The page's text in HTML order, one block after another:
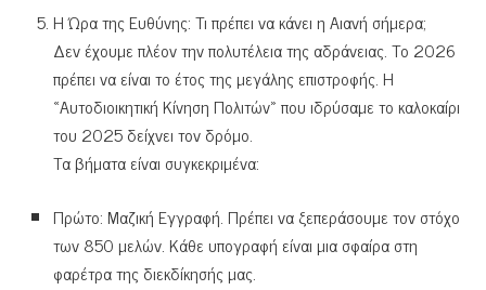
Η Ώρα της Ευθύνης: Τι πρέπει να κάνει η Αιανή σήμερα;
Δεν έχουμε πλέον την πολυτέλεια της αδράνειας. Το 2026
πρέπει να είναι το έτος της μεγάλης επιστροφής. Η
«Αυτοδιοικητική Κίνηση Πολιτών» που ιδρύσαμε το καλοκαίρι
του 2025 δείχνει τον δρόμο.
Τα βήματα είναι συγκεκριμένα:
Πρώτο: Μαζική Εγγραφή. Πρέπει να ξεπεράσουμε τον στόχο
των 850 μελών. Κάθε υπογραφή είναι μια σφαίρα στη
φαρέτρα της διεκδίκησής μας.